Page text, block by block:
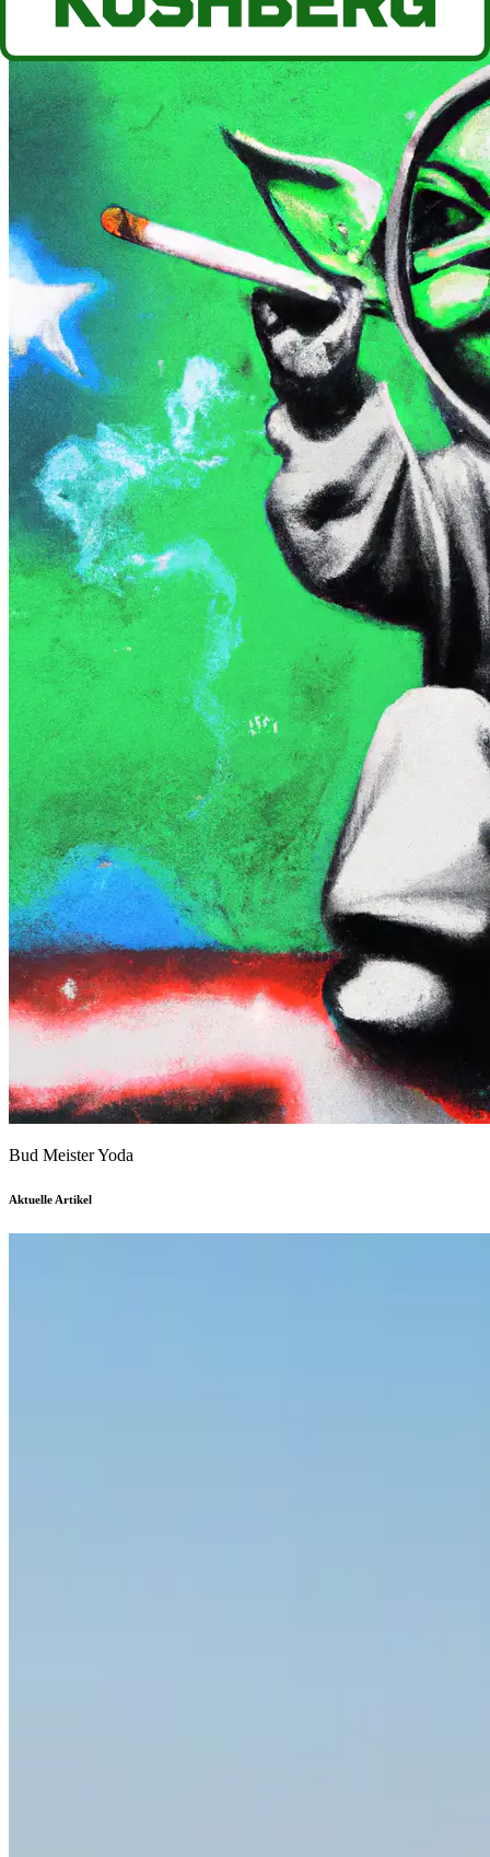
Bud Meister Yoda
Aktuelle Artikel